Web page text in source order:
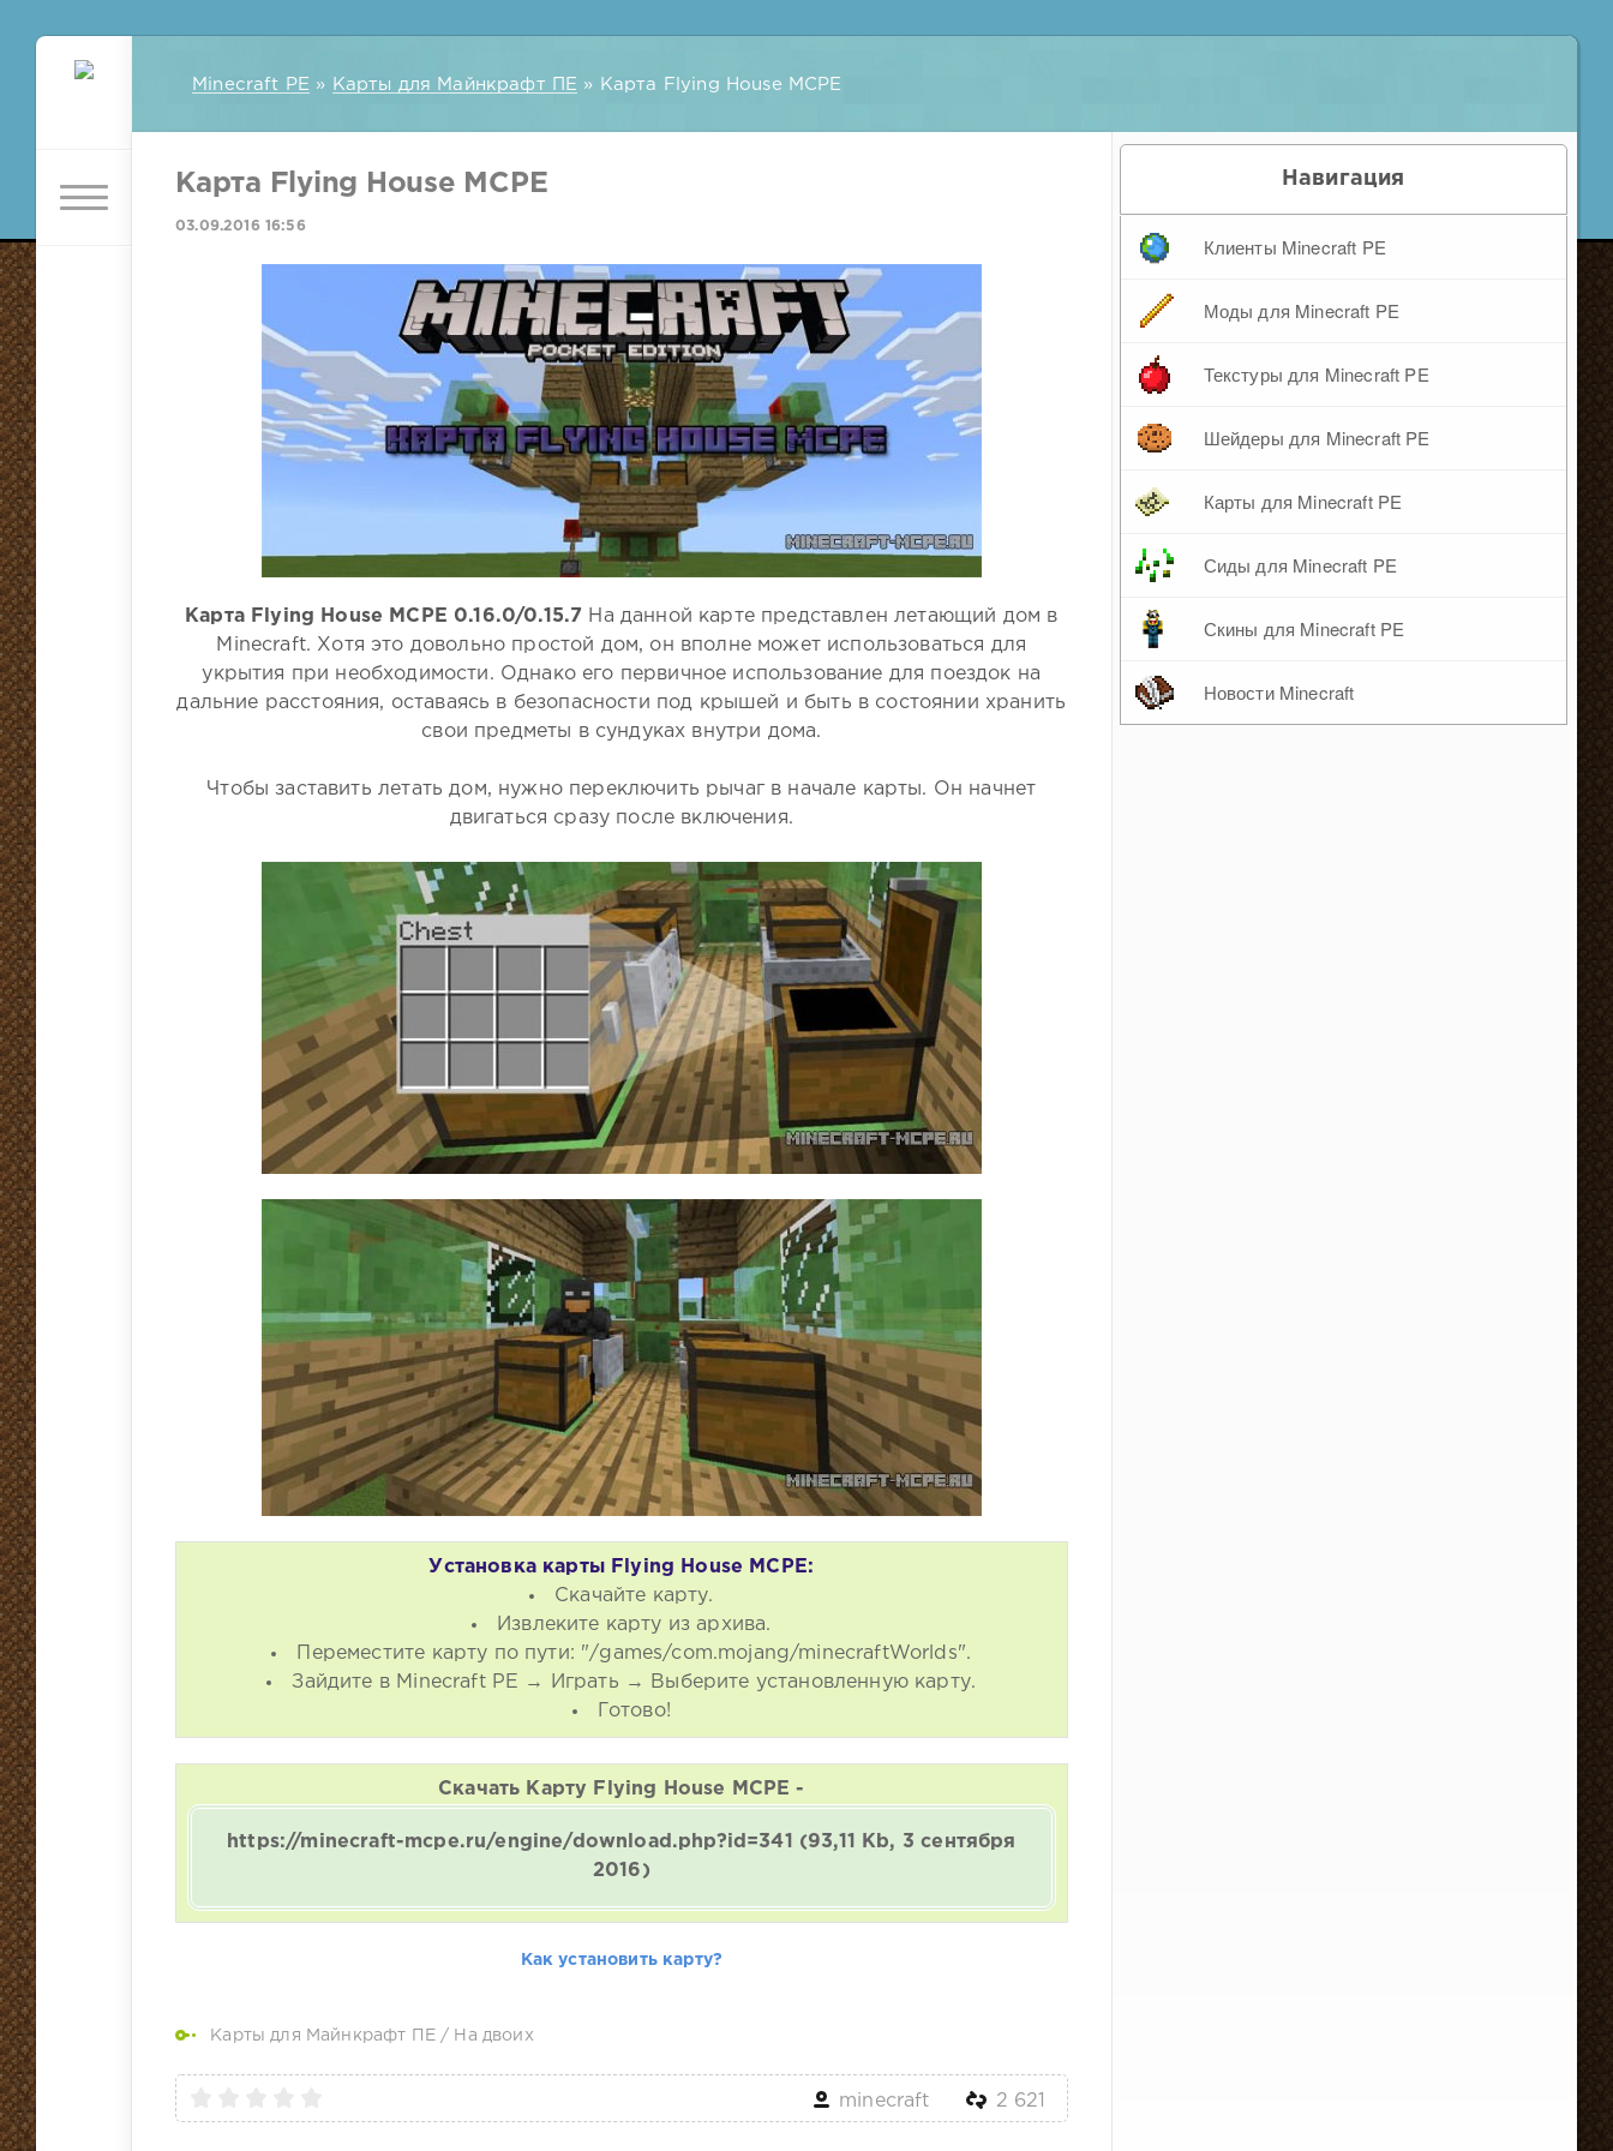
Minecraft PE » Карты для Майнкрафт ПЕ » Карта Flying House MCPE
Карта Flying House MCPE
03.09.2016 16:56
Карта Flying House MCPE 0.16.0/0.15.7 На данной карте представлен летающий дом в
Minecraft. Хотя это довольно простой дом, он вполне может использоваться для
укрытия при необходимости. Однако его первичное использование для поездок на
дальние расстояния, оставаясь в безопасности под крышей и быть в состоянии хранить
свои предметы в сундуках внутри дома.
Чтобы заставить летать дом, нужно переключить рычаг в начале карты. Он начнет
двигаться сразу после включения.
Установка карты Flying House MCPE:
Скачайте карту.
Извлеките карту из архива.
Переместите карту по пути: "/games/com.mojang/minecraftWorlds".
Зайдите в Minecraft PE → Играть → Выберите установленную карту.
Готово!
Скачать Карту Flying House MCPE -
https://minecraft-mcpe.ru/engine/download.php?id=341
(93,11 Kb, 3 сентября
2016)
Как установить карту?
Карты для Майнкрафт ПЕ / На двоих
minecraft 2 621
Навигация
Клиенты Minecraft PE
Моды для Minecraft PE
Текстуры для Minecraft PE
Шейдеры для Minecraft PE
Карты для Minecraft PE
Сиды для Minecraft PE
Скины для Minecraft PE
Новости Minecraft